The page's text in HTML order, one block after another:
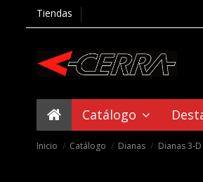
Tiendas
Catálogo
Inicio Catálogo Dianas Dianas 3-D